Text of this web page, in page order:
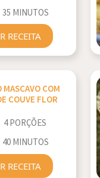
35 MINUTOS
RECEITA
MASCAVO COM
COUVE FLOR
4 PORÇÕES
40 MINUTOS
RECEITA